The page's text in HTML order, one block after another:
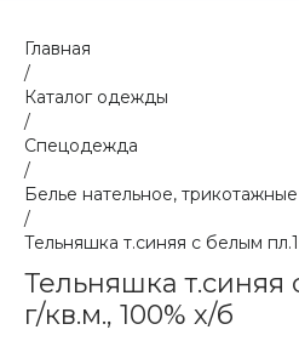
Главная
/
Каталог одежды
/
Спецодежда
/
Белье нательное,
/
Тельняшка т.синяя с белым
Тельняшка т.синяя
г/кв.м., 100% х/б